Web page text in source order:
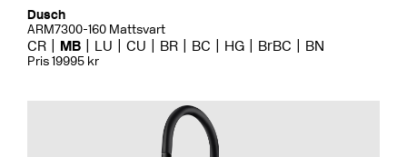
Dusch
ARM7300-160 Mattsvart
CR MB LU CU BR BC HG BrBC BN
Pris 19995 kr